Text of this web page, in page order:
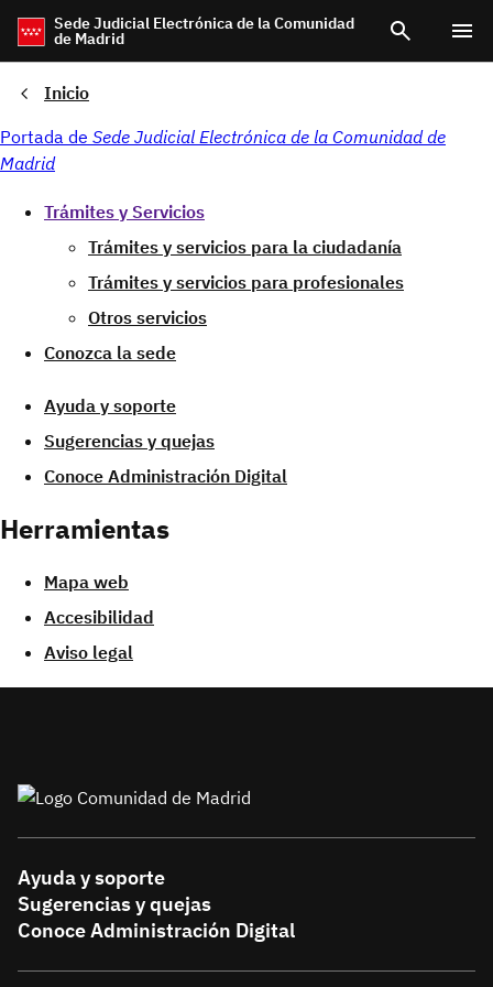
Pasar
contenido
principal
Sede Judicial Electrónica de la Comunidad
de Madrid
Inicio
Portada de Sede Judicial Electrónica de la Comunidad de
Madrid
Trámites y Servicios
Trámites y servicios para la ciudadanía
Trámites y servicios para profesionales
Otros servicios
Conozca la sede
Ayuda y soporte
Sugerencias y quejas
Conoce Administración Digital
Herramientas
Mapa web
Accesibilidad
Aviso legal
Menú
Footer
Ayuda y soporte
Sugerencias y quejas
Conoce Administración Digital